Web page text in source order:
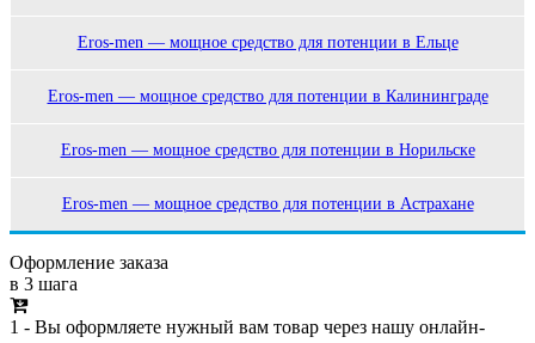
Eros-men — мощное средство для потенции в Ельце
Eros-men — мощное средство для потенции в Калининграде
Eros-men — мощное средство для потенции в Норильске
Eros-men — мощное средство для потенции в Астрахане
Оформление заказа
в 3 шага
1 - Вы оформляете нужный вам товар через нашу онлайн-